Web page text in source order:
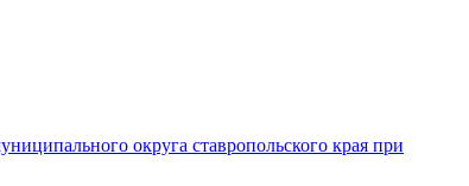
округа ставропольского края при